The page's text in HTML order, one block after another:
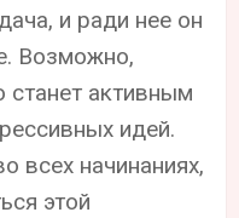
и ради нее он
Возможно,
станет активным
идей.
всех начинаниях,
этой